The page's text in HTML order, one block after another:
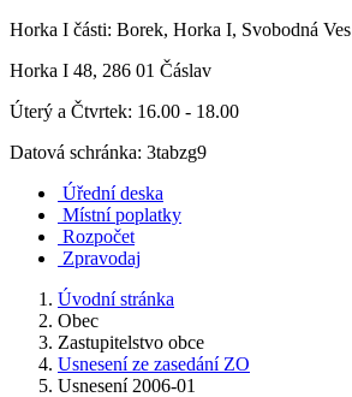
Horka I části: Borek, Horka I, Svobodná Ves
Horka I 48, 286 01 Čáslav
Úterý a Čtvrtek: 16.00 - 18.00
Datová schránka: 3tabzg9
Úřední deska
Místní poplatky
Rozpočet
Zpravodaj
Úvodní stránka
Obec
Zastupitelstvo obce
Usnesení ze zasedání ZO
Usnesení 2006-01